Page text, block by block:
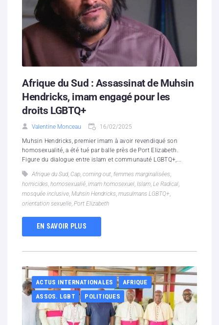
Afrique du Sud : Assassinat de Muhsin
Hendricks, imam engagé pour les
droits LGBTQ+
Valentine Monceau 16/02/2025
Muhsin Hendricks, premier imam à avoir revendiqué son
homosexualité, a été tué par balle près de Port Elizabeth.
Figure du dialogue entre islam et communauté LGBTQ+,...
Afrique du Sud, Cap, coming out, femmes marginalisées,
homicides, homosexualié, imam homosexuel, Islam, Le Radical,
mosquée inclusive, Muhsin Hendricks, musulmans LGBTQ+,
orientation sexuelle, Port Elizabeth
EN SAVOIR PLUS
ACTUS INTERNATIONALES
AFRIQUE
ASSOS. LGBT
POLITIQUES